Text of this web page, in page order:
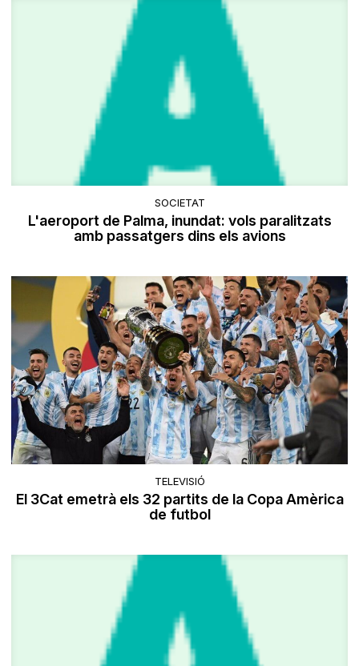
SOCIETAT
L'aeroport de Palma, inundat: vols paralitzats
amb passatgers dins els avions
TELEVISIÓ
El 3Cat emetrà els 32 partits de la Copa Amèrica
de futbol